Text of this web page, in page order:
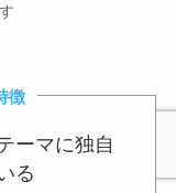
徴
ーマに独自
る